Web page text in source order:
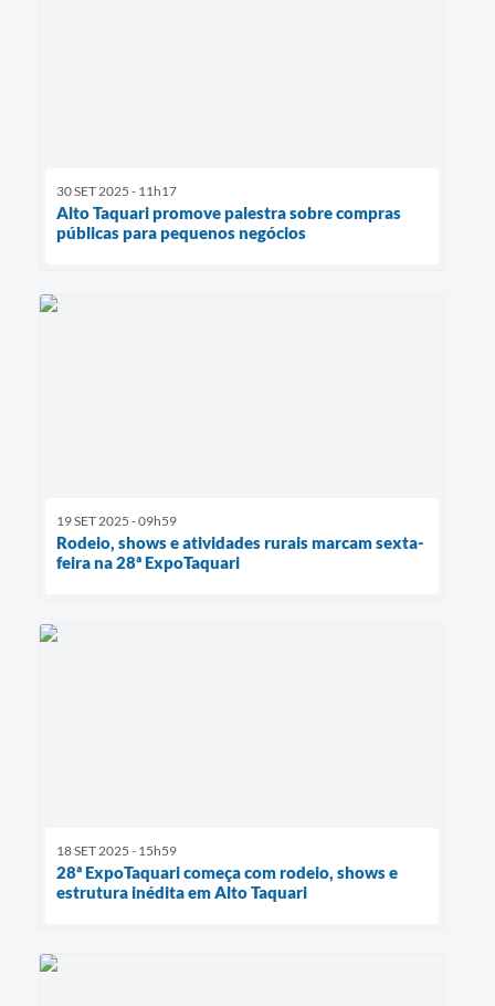
30 SET 2025 - 11h17
Alto Taquari promove palestra sobre compras
públicas para pequenos negócios
19 SET 2025 - 09h59
Rodeio, shows e atividades rurais marcam sexta-
feira na 28ª ExpoTaquari
18 SET 2025 - 15h59
28ª ExpoTaquari começa com rodeio, shows e
estrutura inédita em Alto Taquari